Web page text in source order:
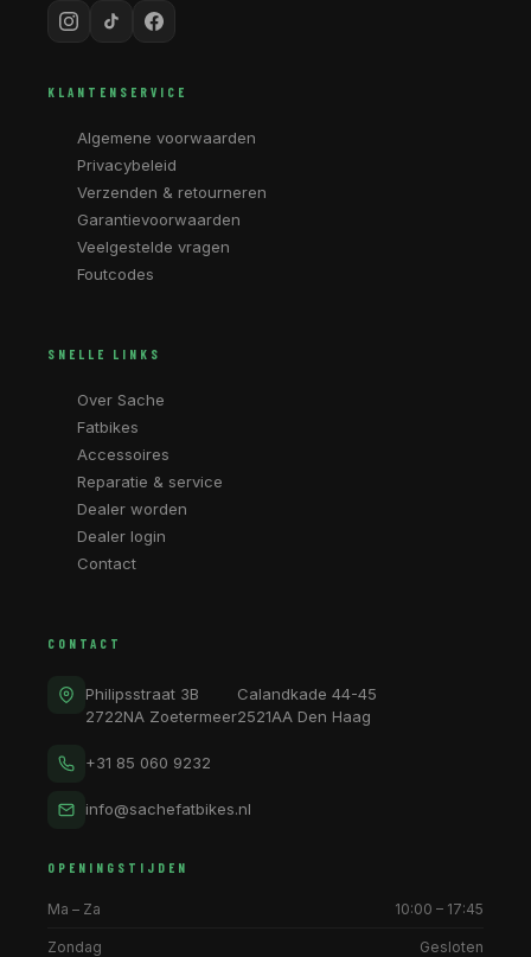
KLANTENSERVICE
Algemene voorwaarden
Privacybeleid
Verzenden & retourneren
Garantievoorwaarden
Veelgestelde vragen
Foutcodes
SNELLE LINKS
Over Sache
Fatbikes
Accessoires
Reparatie & service
Dealer worden
Dealer login
Contact
CONTACT
Philipsstraat 3B
2722NA Zoetermeer
Calandkade 44-45
2521AA Den Haag
+31 85 060 9232
info@sachefatbikes.nl
OPENINGSTIJDEN
Ma – Za 10:00 – 17:45
Zondag Gesloten